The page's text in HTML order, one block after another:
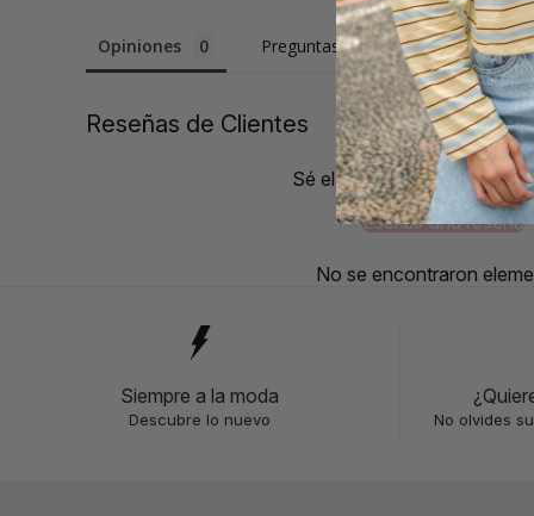
Opiniones Preguntas
Reseñas de Clientes
Sé el primero en escribir
Escribir una reseña
No se encontraron
Siempre a la moda
Descubre lo nuevo No olvides